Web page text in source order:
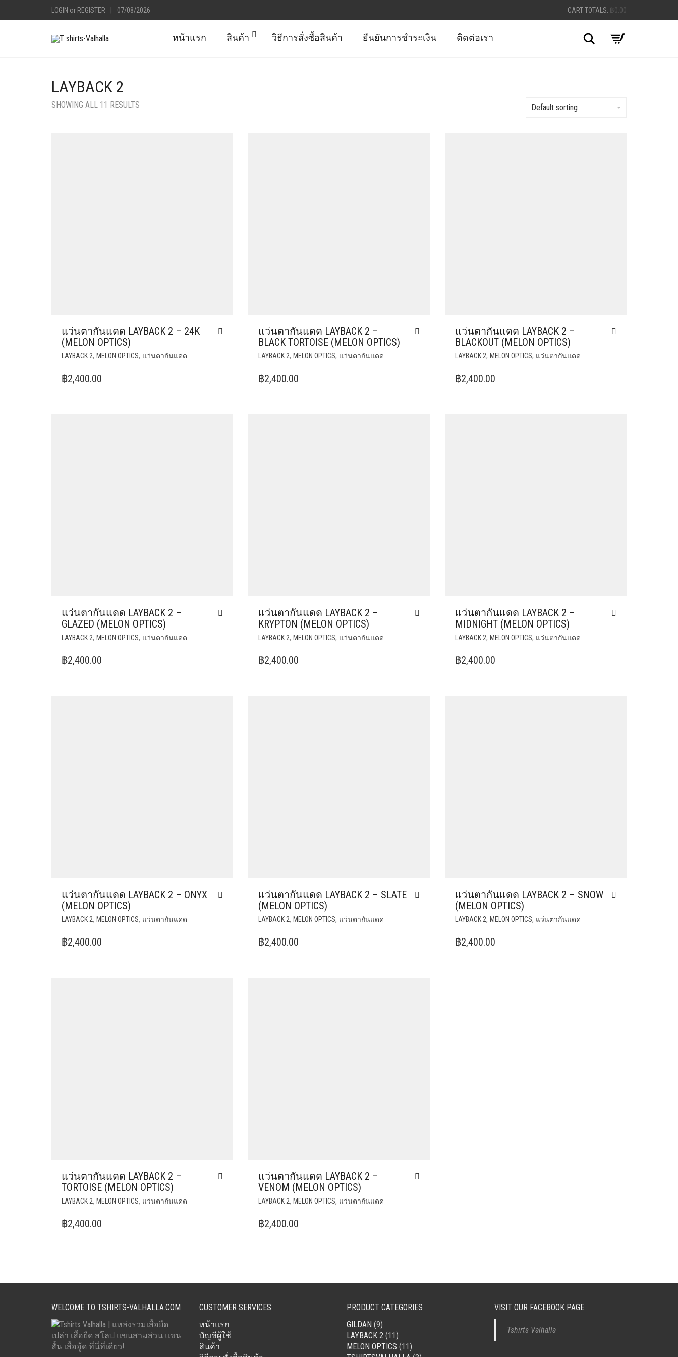
LOGIN or REGISTER 07/08/2026 CART TOTALS: ฿0.00
หน้าแรก สินค้า วิธีการสั่งซื้อสินค้า ยืนยันการชำระเงิน ติดต่อเรา Search
LAYBACK 2
SHOWING ALL 11 RESULTS Default sorting
แว่นตากันแดด LAYBACK 2 – 24K
(MELON OPTICS)
LAYBACK 2, MELON OPTICS, แว่นตากันแดด
฿2,400.00
แว่นตากันแดด LAYBACK 2 –
BLACK TORTOISE (MELON OPTICS)
LAYBACK 2, MELON OPTICS, แว่นตากันแดด
฿2,400.00
แว่นตากันแดด LAYBACK 2 –
BLACKOUT (MELON OPTICS)
LAYBACK 2, MELON OPTICS, แว่นตากันแดด
฿2,400.00
แว่นตากันแดด LAYBACK 2 –
GLAZED (MELON OPTICS)
LAYBACK 2, MELON OPTICS, แว่นตากันแดด
฿2,400.00
แว่นตากันแดด LAYBACK 2 –
KRYPTON (MELON OPTICS)
LAYBACK 2, MELON OPTICS, แว่นตากันแดด
฿2,400.00
แว่นตากันแดด LAYBACK 2 –
MIDNIGHT (MELON OPTICS)
LAYBACK 2, MELON OPTICS, แว่นตากันแดด
฿2,400.00
แว่นตากันแดด LAYBACK 2 – ONYX
(MELON OPTICS)
LAYBACK 2, MELON OPTICS, แว่นตากันแดด
฿2,400.00
แว่นตากันแดด LAYBACK 2 – SLATE
(MELON OPTICS)
LAYBACK 2, MELON OPTICS, แว่นตากันแดด
฿2,400.00
แว่นตากันแดด LAYBACK 2 – SNOW
(MELON OPTICS)
LAYBACK 2, MELON OPTICS, แว่นตากันแดด
฿2,400.00
แว่นตากันแดด LAYBACK 2 –
TORTOISE (MELON OPTICS)
LAYBACK 2, MELON OPTICS, แว่นตากันแดด
฿2,400.00
แว่นตากันแดด LAYBACK 2 –
VENOM (MELON OPTICS)
LAYBACK 2, MELON OPTICS, แว่นตากันแดด
฿2,400.00
WELCOME TO TSHIRTS-VALHALLA.COM
CUSTOMER SERVICES
หน้าแรก
บัญชีผู้ใช้
สินค้า
PRODUCT CATEGORIES
GILDAN (9)
LAYBACK 2 (11)
MELON OPTICS (11)
VISIT OUR FACEBOOK PAGE
Tshirts Valhalla